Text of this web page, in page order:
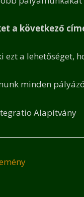
a következő
ezt a lehetőséget,
minden
Alapítvány